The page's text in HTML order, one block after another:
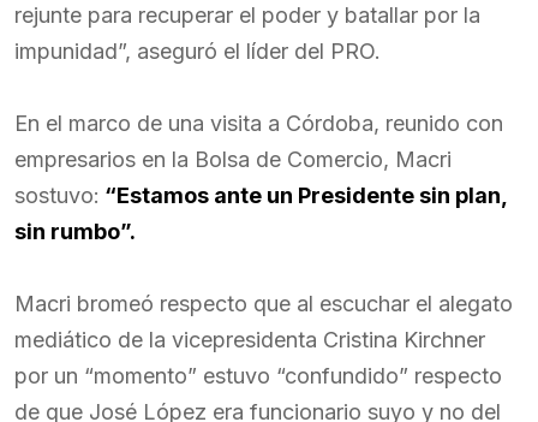
rejunte para recuperar el poder y batallar por la
impunidad”, aseguró el líder del PRO.
En el marco de una visita a Córdoba, reunido con
empresarios en la Bolsa de Comercio, Macri
sostuvo: “Estamos ante un Presidente sin plan,
sin rumbo”.
Macri bromeó respecto que al escuchar el alegato
mediático de la vicepresidenta Cristina Kirchner
por un “momento” estuvo “confundido” respecto
de que José López era funcionario suyo y no del